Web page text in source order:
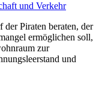
und Verkehr
der Piraten beraten, der
ermöglichen soll,
zur
und